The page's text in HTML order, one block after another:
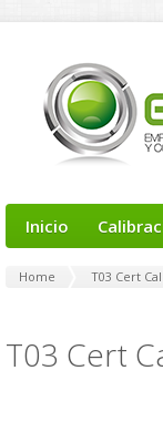
Inicio
Home T03 Cert Cal
T03 Cert